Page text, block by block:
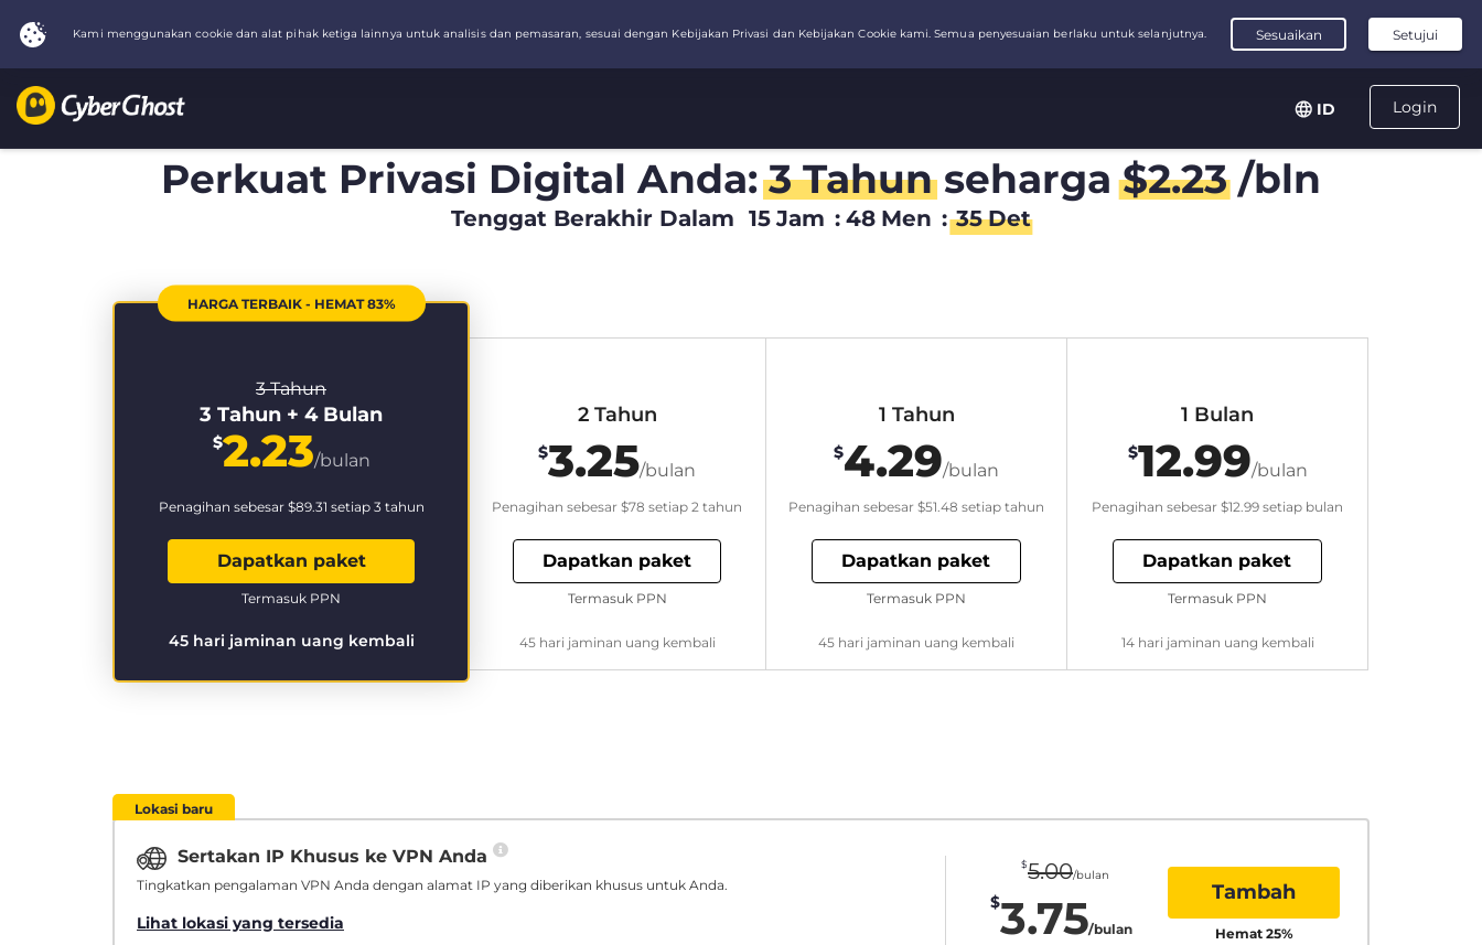
Login
ID
Perkuat Privasi Digital Anda:3 Tahunseharga$2.23/bln
Tenggat Berakhir Dalam 15 Jam : 48 Men : 34 Det
HARGA TERBAIK - HEMAT 83%
3 Tahun
3 Tahun + 4 Bulan
$2.23/bulan
Penagihan sebesar $89.31 setiap 3 tahun
Dapatkan paket
45 hari jaminan uang kembali
Termasuk PPN
2 Tahun
$3.25/bulan
Penagihan sebesar$78 setiap 2 tahun
Dapatkan paket
45 hari jaminan uang kembali
Termasuk PPN
1 Tahun
$4.29/bulan
Penagihan sebesar $51.48 setiap tahun
Dapatkan paket
45 hari jaminan uang kembali
Termasuk PPN
1 Bulan
$12.99/bulan
Penagihan sebesar $12.99 setiap bulan
Dapatkan paket
14 hari jaminan uang kembali
Termasuk PPN
Lokasi baru
Sertakan IP Khusus ke VPN Anda
Tingkatkan pengalaman VPN Anda dengan alamat IP yang diberikan khusus untuk Anda.
Lihat lokasi yang tersedia
$5.00/bulan
$3.75/bulan
Tambah
Hemat 25%